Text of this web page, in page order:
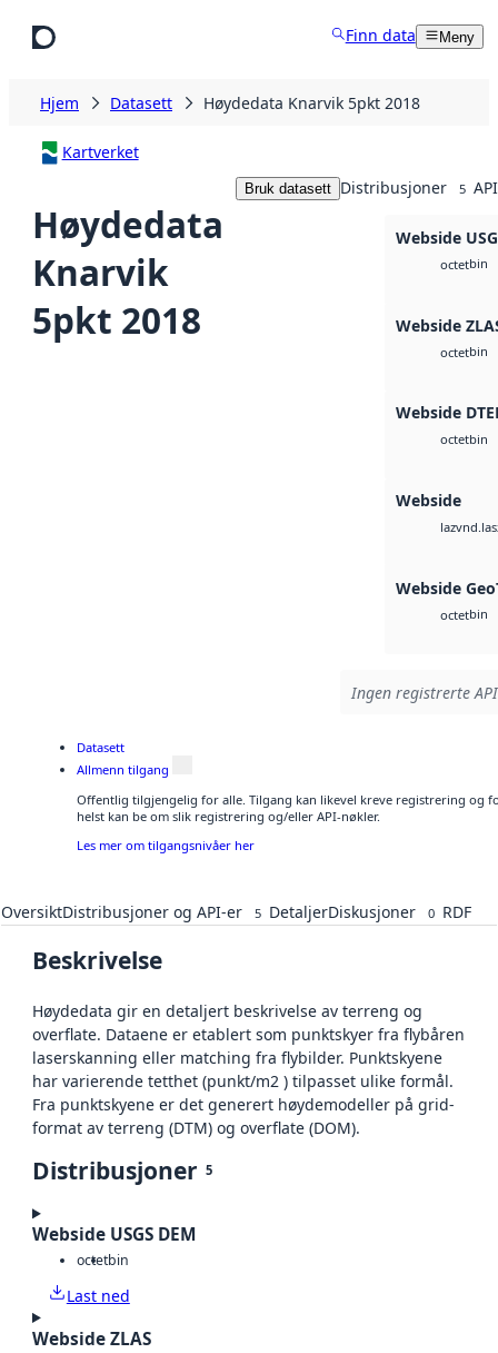
Finn data Meny
Hjem Datasett Høydedata Knarvik 5pkt 2018
Kartverket
Høydedata
Knarvik
5pkt 2018
Bruk datasett Distribusjoner 5
Webside
octetbin
Webside
octetbin
Webside
octetbin
Webside
laz
Webside
octetbin
Ingen registrerte
Datasett
Allmenn tilgang
Offentlig tilgjengelig for alle. Tilgang kan likevel kreve registrering og
helst kan be om slik registrering og/eller API-nøkler.
Les mer om tilgangsnivåer her
OversiktDistribusjoner og API-er 5 DetaljerDiskusjoner 0 RDF
Beskrivelse
Høydedata gir en detaljert beskrivelse av terreng og
overflate. Dataene er etablert som punktskyer fra flybåren
laserskanning eller matching fra flybilder. Punktskyene
har varierende tetthet (punkt/m2 ) tilpasset ulike formål.
Fra punktskyene er det generert høydemodeller på grid-
format av terreng (DTM) og overflate (DOM).
Distribusjoner 5
Webside USGS DEM
octetbin
Last ned
Webside ZLAS